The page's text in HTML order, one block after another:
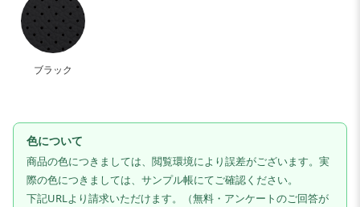
ブラック
色について
商品の色につきましては、閲覧環境により誤差がございます。実
際の色につきましては、サンプル帳にてご確認ください。
下記URLより請求いただけます。（無料・アンケートのご回答が